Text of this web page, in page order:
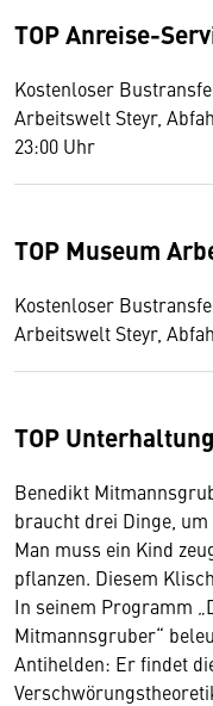
TOP Anreise-
Kostenloser
Arbeitswelt Steyr,
23:00 Uhr
TOP Museum
Kostenloser
Arbeitswelt Steyr,
TOP Unterhaltung
Benedikt
braucht drei Dinge,
Man muss ein Kind
pflanzen. Diesem
In seinem Programm
Mitmannsgruber“
Antihelden: Er findet